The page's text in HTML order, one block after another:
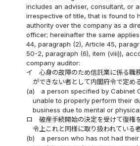
includes an adviser, consultant, or
irrespective of title, that is found to
authority over the company as a
officer; hereinafter the same
44, paragraph (2), Article 45,
50-2, paragraph (6), item (viii)),
company auditor:
イ
心身の故障のため信託業に係る職
ができない者として内閣府令で定め
(a)
a person specified by Cabinet
unable to properly perform their
business due to mental or
ロ
破産手続開始の決定を受けて復権
令上これと同様に取り扱われている
(b)
a person who has not had